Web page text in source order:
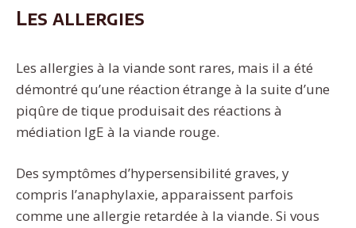
Les allergies
Les allergies à la viande sont rares, mais il a été
démontré qu’une réaction étrange à la suite d’une
piqûre de tique produisait des réactions à
médiation IgE à la viande rouge.
Des symptômes d’hypersensibilité graves, y
compris l’anaphylaxie, apparaissent parfois
comme une allergie retardée à la viande. Si vous